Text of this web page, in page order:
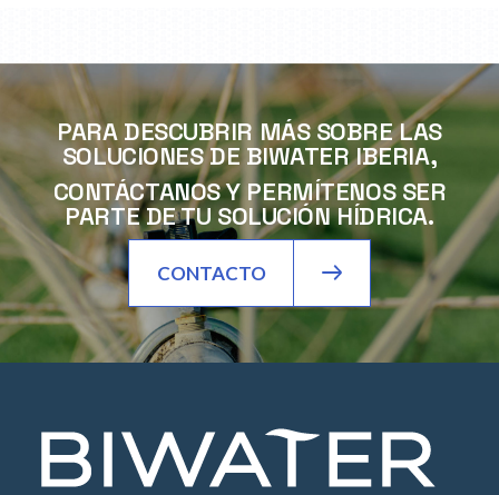
PARA DESCUBRIR MÁS SOBRE LAS
SOLUCIONES DE BIWATER IBERIA,
CONTÁCTANOS Y PERMÍTENOS SER
PARTE DE TU SOLUCIÓN HÍDRICA.
CONTACTO